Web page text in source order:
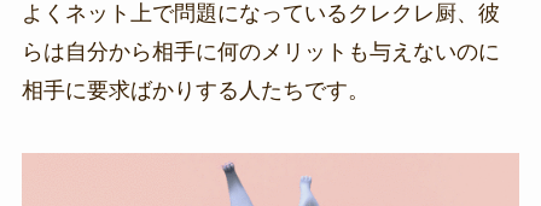
よくネット上で問題になっているクレクレ厨、彼
らは自分から相手に何のメリットも与えないのに
相手に要求ばかりする人たちです。